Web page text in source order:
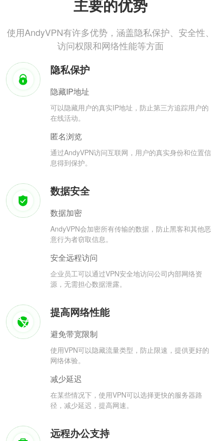
主要的优势
使用AndyVPN有许多优势，涵盖隐私保护、安全性、
访问权限和网络性能等方面
隐私保护
隐藏IP地址
可以隐藏用户的真实IP地址，防止第三方追踪用户的
在线活动。
匿名浏览
通过AndyVPN访问互联网，用户的真实身份和位置信
息得到保护。
数据安全
数据加密
AndyVPN会加密所有传输的数据，防止黑客和其他恶
意行为者窃取信息。
安全远程访问
企业员工可以通过VPN安全地访问公司内部网络资
源，无需担心数据泄露。
提高网络性能
避免带宽限制
使用VPN可以隐藏流量类型，防止限速，提供更好的
网络体验。
减少延迟
在某些情况下，使用VPN可以选择更快的服务器路
径，减少延迟，提高网速。
远程办公支持